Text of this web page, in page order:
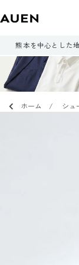
熊本を中心とした
ホーム シュ